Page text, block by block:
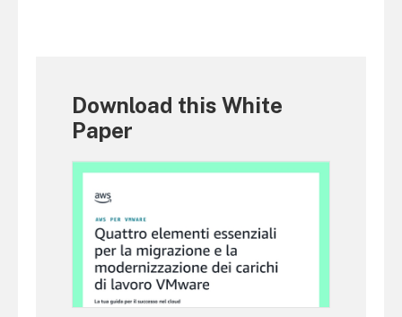
Download this White
Paper